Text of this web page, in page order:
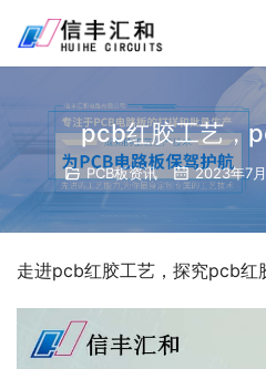
pcb红胶工艺，
PCB板资讯 2023年7
走进pcb红胶工艺，探究pcb红